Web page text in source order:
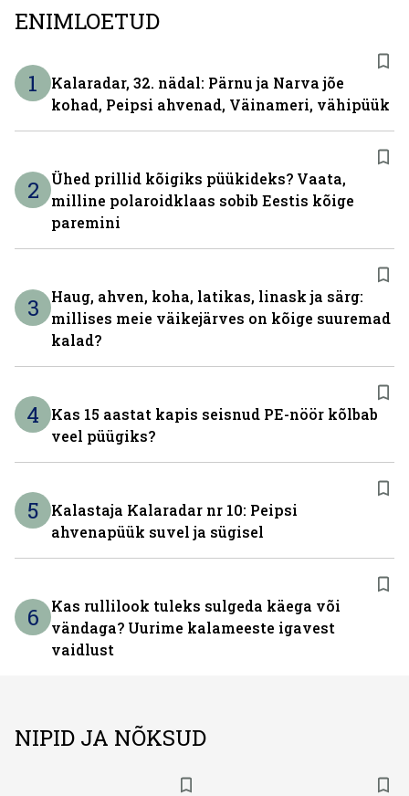
ENIMLOETUD
1
Kalaradar, 32. nädal: Pärnu ja Narva jõe
kohad, Peipsi ahvenad, Väinameri, vähipüük
2
Ühed prillid kõigiks püükideks? Vaata,
milline polaroidklaas sobib Eestis kõige
paremini
3
Haug, ahven, koha, latikas, linask ja särg:
millises meie väikejärves on kõige suuremad
kalad?
4
Kas 15 aastat kapis seisnud PE-nöör kõlbab
veel püügiks?
5
Kalastaja Kalaradar nr 10: Peipsi
ahvenapüük suvel ja sügisel
6
Kas rullilook tuleks sulgeda käega või
vändaga? Uurime kalameeste igavest
vaidlust
NIPID JA NÕKSUD